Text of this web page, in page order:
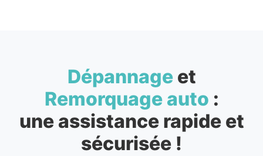
Dépannageet
Remorquage auto :
une assistance rapide et
sécurisée !